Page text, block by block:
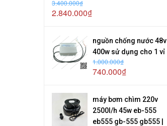
3.400.000₫
2.840.000₫
nguồn chống nước 48v
400w sử dụng cho 1 vỉ
1.000.000₫
740.000₫
máy bơm chìm 220v
2500l/h 45w eb-555
eb555 gb-555 gb555 |